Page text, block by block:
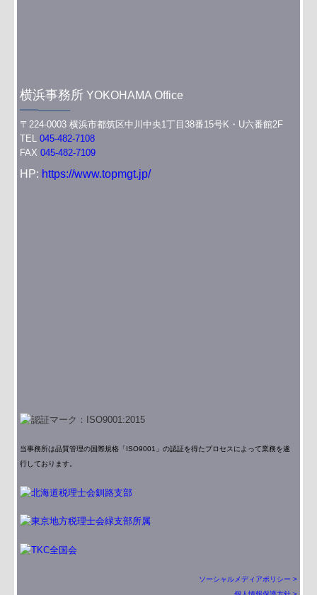
横浜事務所 YOKOHAMA Office
━━─────
〒224-0003 横浜市都筑区中川中央1丁目38番15号K・U六番館2F
TEL045-482-7108
FAX045-482-7109
HP: https://www.topmgt.jp/
当事務所は品質管理の国際規格「ISO9001」の認証を得たプロセスによって業務を遂
行しております。
ソーシャルメディアポリシー >